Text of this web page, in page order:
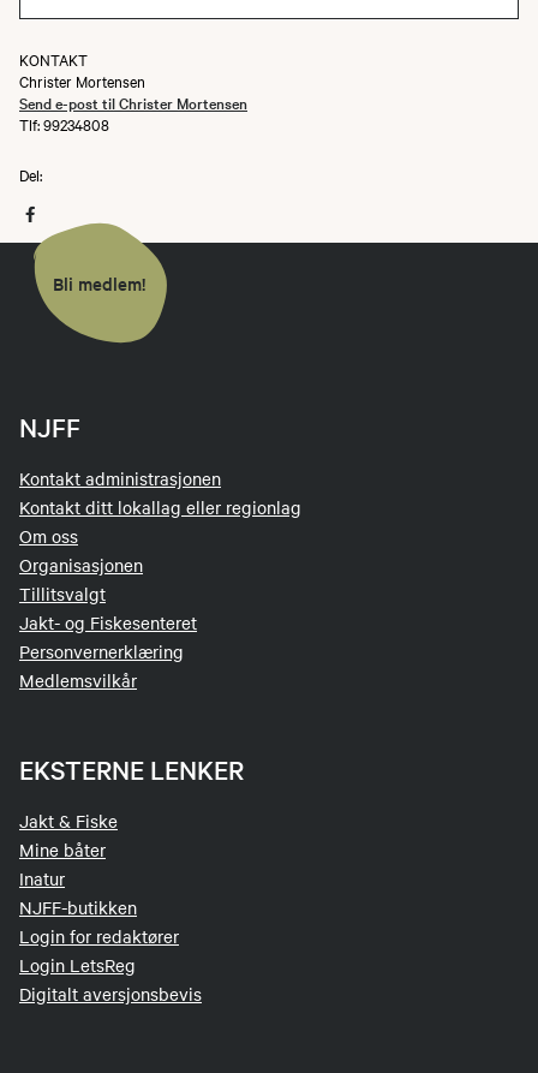
KONTAKT
Christer Mortensen
Send e-post til Christer Mortensen
Tlf: 99234808
Del:
Bli medlem!
NJFF
Kontakt administrasjonen
Kontakt ditt lokallag eller regionlag
Om oss
Organisasjonen
Tillitsvalgt
Jakt- og Fiskesenteret
Personvernerklæring
Medlemsvilkår
EKSTERNE LENKER
Jakt & Fiske
Mine båter
Inatur
NJFF-butikken
Login for redaktører
Login LetsReg
Digitalt aversjonsbevis